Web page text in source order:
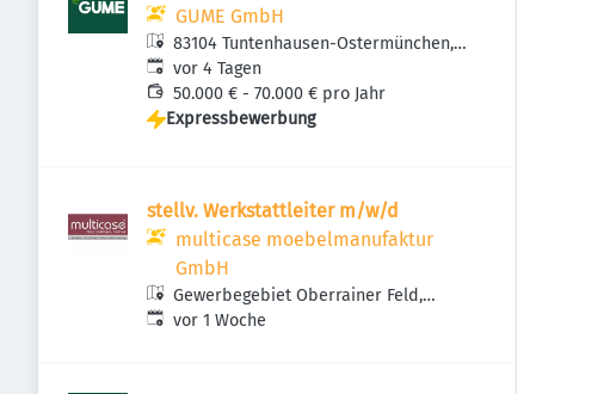
GUME GmbH
83104 Tuntenhausen-Ostermünchen,
Deutschland
Veröffentlicht:
vor 4 Tagen
50.000 € - 70.000 € pro Jahr
Expressbewerbung
stellv. Werkstattleiter m/w/d
multicase moebelmanufaktur
GmbH
Gewerbegebiet Oberrainer Feld,
Oberrainer Feld 24, 83104
Veröffentlicht:
vor 1 Woche